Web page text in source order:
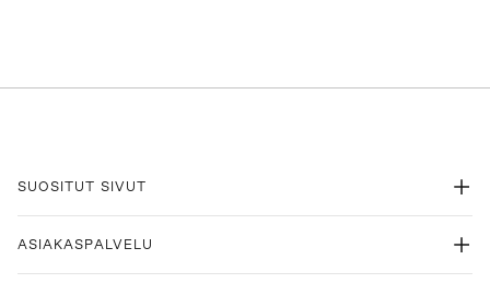
SUOSITUT SIVUT
ASIAKASPALVELU